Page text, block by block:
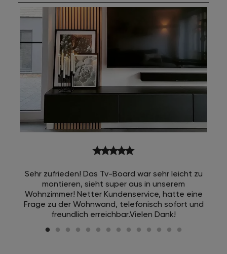
starstarstarstarstar
Sehr zufrieden! Das Tv-Board war sehr leicht zu
montieren, sieht super aus in unserem
Wohnzimmer! Netter Kundenservice, hatte eine
Frage zu der Wohnwand, telefonisch sofort und
freundlich erreichbar.Vielen Dank!